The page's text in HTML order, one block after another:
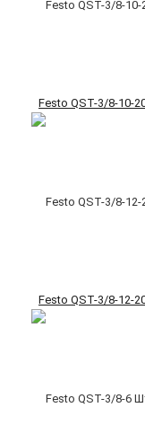
Festo QST-3/8-10-
Festo QST-3/8-12-